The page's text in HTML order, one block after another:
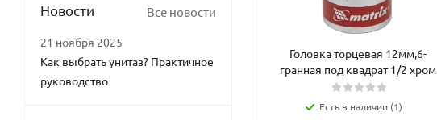
Головка торцевая 12мм,6-
гранная под квадрат 1/2 хром
Есть в наличии (1)
Новости Все новости
21 ноября 2025
Как выбрать унитаз? Практичное
руководство